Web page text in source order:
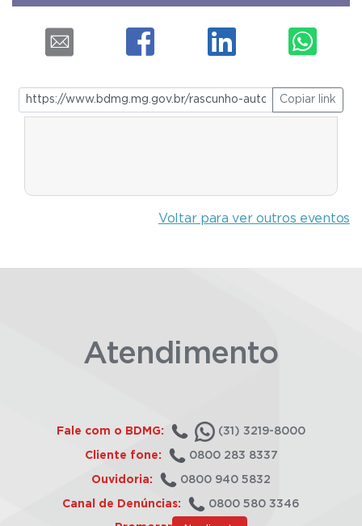
Copiar link
Voltar para ver outros eventos
Atendimento
Fale com o BDMG: (31) 3219-8000
Cliente fone: 0800 283 8337
Ouvidoria: 0800 940 5832
Canal de Denúncias: 0800 580 3346